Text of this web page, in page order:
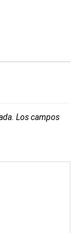
Los campos